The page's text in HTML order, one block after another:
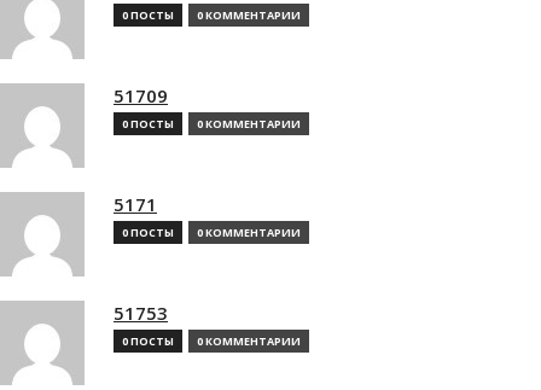
0 ПОСТЫ 0 КОММЕНТАРИИ
51709
0 ПОСТЫ 0 КОММЕНТАРИИ
5171
0 ПОСТЫ 0 КОММЕНТАРИИ
51753
0 ПОСТЫ 0 КОММЕНТАРИИ